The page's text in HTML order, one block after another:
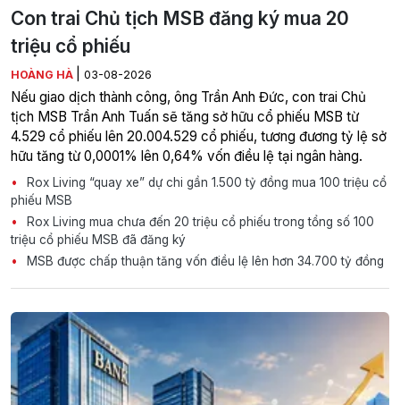
Con trai Chủ tịch MSB đăng ký mua 20
triệu cổ phiếu
HOÀNG HÀ 03-08-2026
Nếu giao dịch thành công, ông Trần Anh Đức, con trai Chủ
tịch MSB Trần Anh Tuấn sẽ tăng sở hữu cổ phiếu MSB từ
4.529 cổ phiếu lên 20.004.529 cổ phiếu, tương đương tỷ lệ sở
hữu tăng từ 0,0001% lên 0,64% vốn điều lệ tại ngân hàng.
Rox Living “quay xe” dự chi gần 1.500 tỷ đồng mua 100 triệu cổ
phiếu MSB
Rox Living mua chưa đến 20 triệu cổ phiếu trong tổng số 100
triệu cổ phiếu MSB đã đăng ký
MSB được chấp thuận tăng vốn điều lệ lên hơn 34.700 tỷ đồng